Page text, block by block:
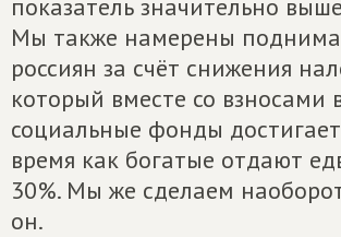
показатель значительно
Мы также намерены
россиян за счёт снижения
который вместе со взносами
социальные фонды
время как богатые отдают
30%. Мы же сделаем
он.